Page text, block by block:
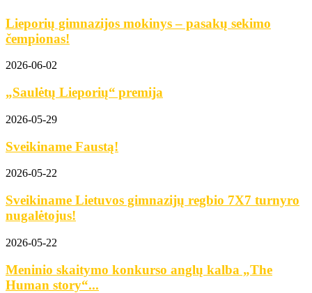
Lieporių gimnazijos mokinys – pasakų sekimo
čempionas!
2026-06-02
„Saulėtų Lieporių“ premija
2026-05-29
Sveikiname Faustą!
2026-05-22
Sveikiname Lietuvos gimnazijų regbio 7X7 turnyro
nugalėtojus!
2026-05-22
Meninio skaitymo konkurso anglų kalba „The
Human story“...